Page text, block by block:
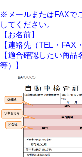
※メールまたはFAXで
してください。
【お名前】
【連絡先（TEL・FAX
【適合確認したい商
等）】